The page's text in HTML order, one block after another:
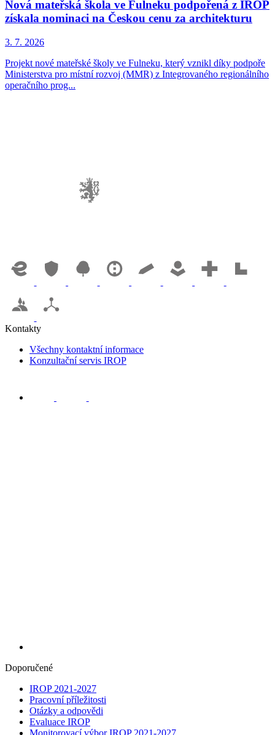
Nová mateřská škola ve Fulneku podpořená z IROP
získala nominaci na Českou cenu za architekturu
3. 7. 2026
Projekt nové mateřské školy ve Fulneku, který vznikl díky podpoře
Ministerstva pro místní rozvoj (MMR) z Integrovaného regionálního
operačního prog...
Kontakty
Všechny kontaktní informace
Konzultační servis IROP
Doporučené
IROP 2021-2027
Pracovní příležitosti
Otázky a odpovědi
Evaluace IROP
Monitorovací výbor IROP 2021-2027